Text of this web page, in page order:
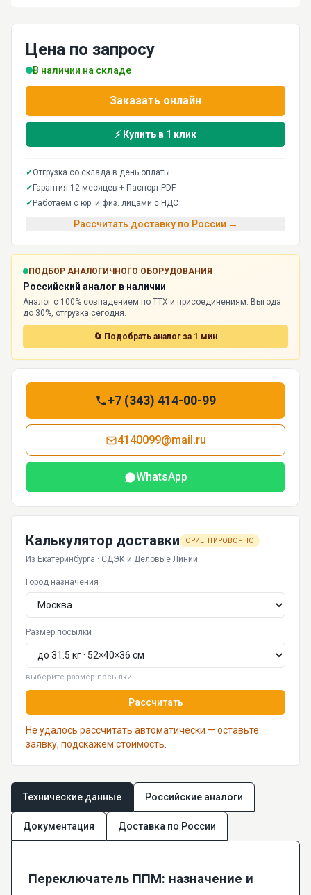
Цена по запросу
В наличии на складе
Заказать онлайн
⚡ Купить в 1 клик
✓Отгрузка со склада в день оплаты
✓ Гарантия 12 месяцев + Паспорт PDF
✓ Работаем с юр. и физ. лицами с НДС
Рассчитать доставку по России →
ПОДБОР АНАЛОГИЧНОГО ОБОРУДОВАНИЯ
Российский аналог в наличии
Аналог с 100% совпадением по ТТХ и присоединениям. Выгода
до 30%, отгрузка сегодня.
🔄 Подобрать аналог за 1 мин
+7 (343) 414-00-99
4140099@mail.ru
WhatsApp
Калькулятор доставки ОРИЕНТИРОВОЧНО
Из Екатеринбурга · СДЭК и Деловые Линии.
Город назначения
Размер посылки
выберите размер посылки
Рассчитать
Не удалось рассчитать автоматически — оставьте
заявку, подскажем стоимость.
Технические данные Российские аналоги
Документация Доставка по России
Переключатель ППМ: назначение и